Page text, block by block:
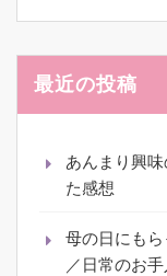
最近の投稿
あんまり興
た感想
母の日にも
／日常のお